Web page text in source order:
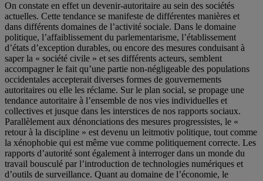
On constate en effet un devenir-autoritaire au sein des sociétés
actuelles. Cette tendance se manifeste de différentes manières et
dans différents domaines de l’activité sociale. Dans le domaine
politique, l’affaiblissement du parlementarisme, l’établissement
d’états d’exception durables, ou encore des mesures conduisant à
saper la « société civile » et ses différents acteurs, semblent
accompagner le fait qu’une partie non-négligeable des populations
occidentales accepterait diverses formes de gouvernements
autoritaires ou elle les réclame. Sur le plan social, se propage une
tendance autoritaire à l’ensemble de nos vies individuelles et
collectives et jusque dans les interstices de nos rapports sociaux.
Parallèlement aux dénonciations des mesures progressistes, le «
retour à la discipline » est devenu un leitmotiv politique, tout comme
la xénophobie qui est même vue comme politiquement correcte. Les
rapports d’autorité sont également à interroger dans un monde du
travail bousculé par l’introduction de technologies numériques et
d’outils de surveillance. Quant au domaine de l’économie, le